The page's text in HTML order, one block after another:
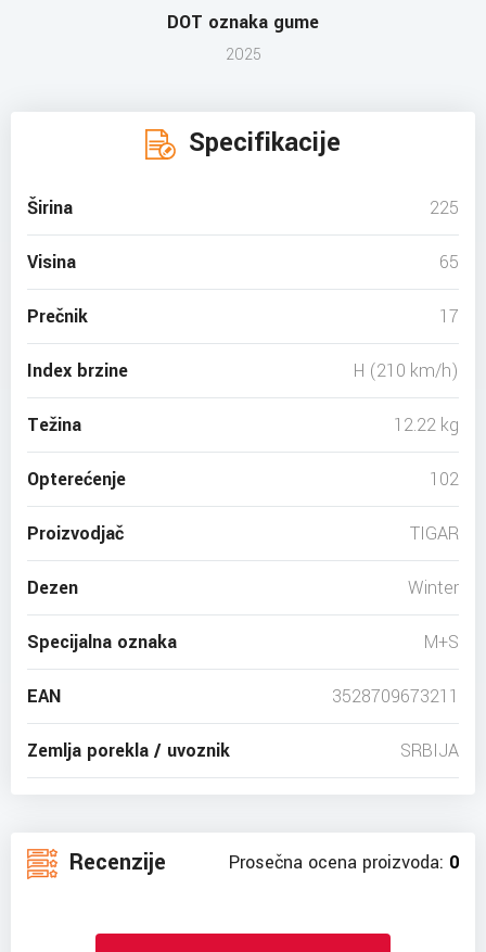
DOT oznaka gume
2025
Specifikacije
Širina 225
Visina 65
Prečnik 17
Index brzine H (210 km/h)
Težina 12.22 kg
Opterećenje 102
Proizvodjač TIGAR
Dezen Winter
Specijalna oznaka M+S
EAN 3528709673211
Zemlja porekla / uvoznik SRBIJA
Recenzije Prosečna ocena proizvoda: 0